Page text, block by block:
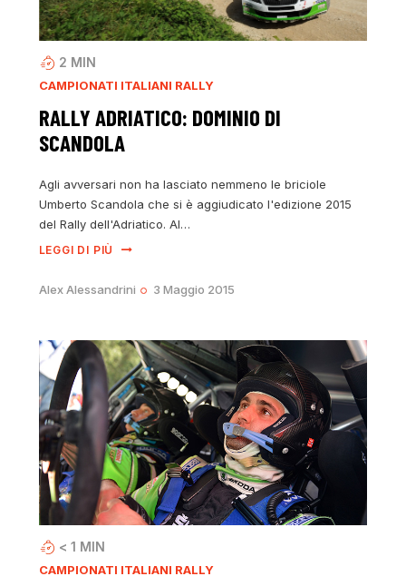
2 MIN
CAMPIONATI ITALIANI RALLY
RALLY ADRIATICO: DOMINIO DI
SCANDOLA
Agli avversari non ha lasciato nemmeno le briciole
Umberto Scandola che si è aggiudicato l'edizione 2015
del Rally dell'Adriatico. Al…
LEGGI DI PIÙ
Alex Alessandrini 3 Maggio 2015
< 1 MIN
CAMPIONATI ITALIANI RALLY